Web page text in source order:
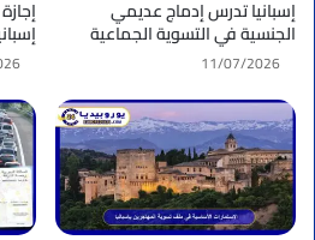
إسبانيا تدرس إدماج عديمي
الجنسية في التسوية الجماعية
11/07/2026